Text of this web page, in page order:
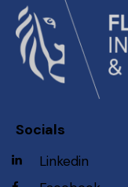
Socials
Linkedin